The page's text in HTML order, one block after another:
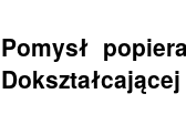
Pomysł